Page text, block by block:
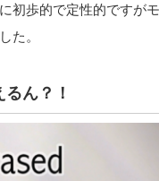
初歩的で定性的ですが
た。
ん？！